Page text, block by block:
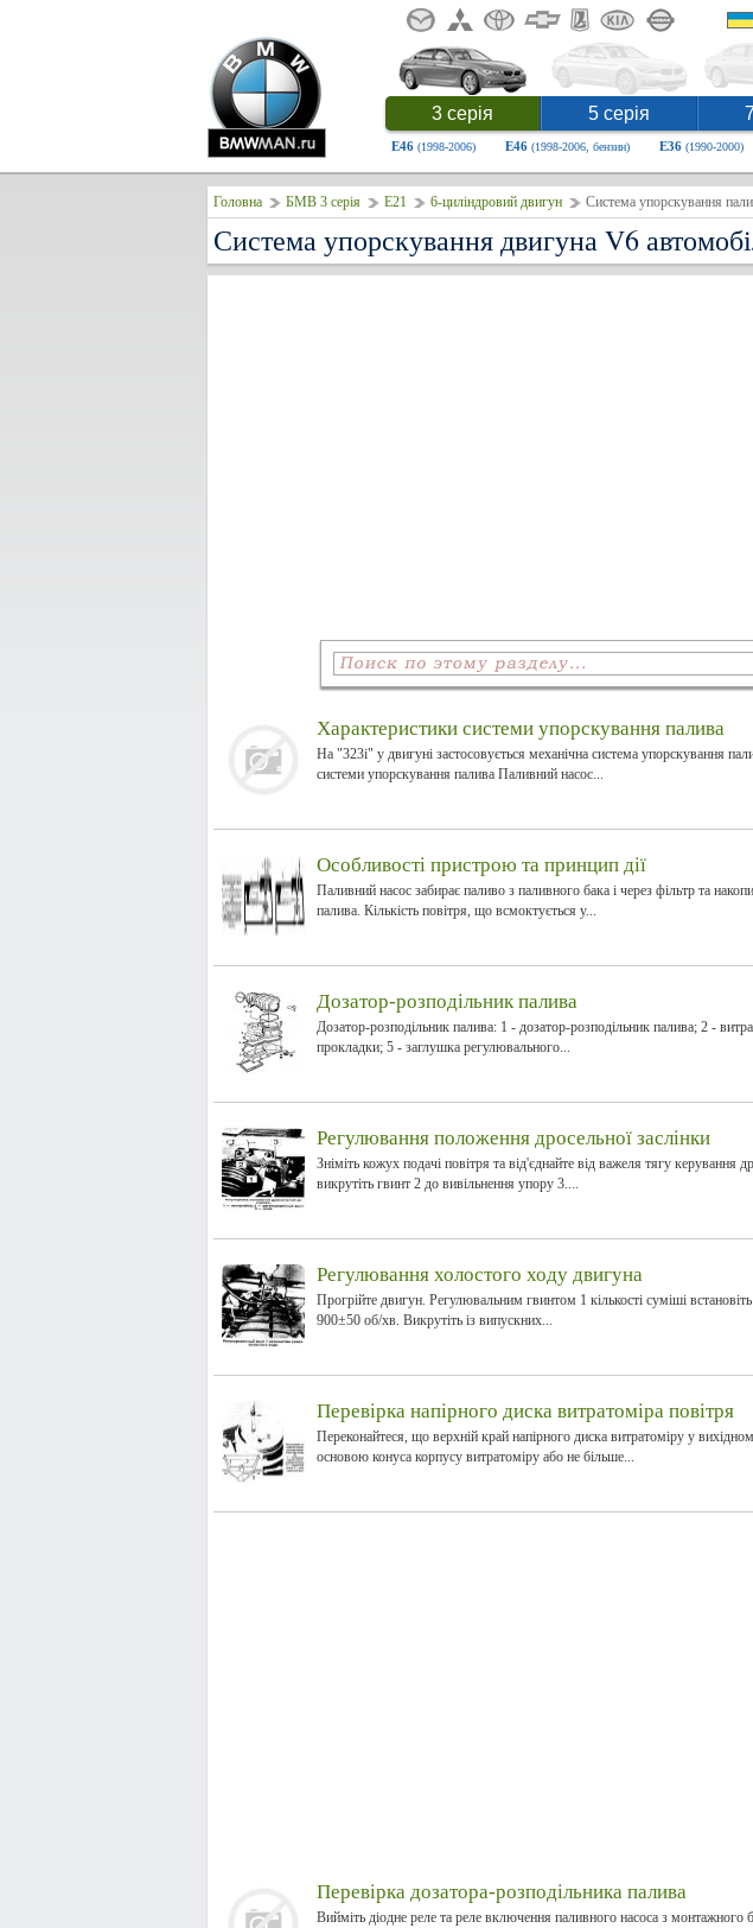
3 серія 5 серія
E46 (1998-2006) E46 (1998-2006, бензин) E36 (1990-2000)
Головна БМВ 3 серія E21 6-циліндровий двигун Система упорскування
Система упорскування двигуна V6
Характеристики системи упорскування палива
На "323i" у двигуні застосовується механічна система упорскування
системи упорскування палива Паливний насос...
Особливості пристрою та принцип дії
Паливний насос забирає паливо з паливного бака і через фільтр та
палива. Кількість повітря, що всмоктується у...
Дозатор-розподільник палива
Дозатор-розподільник палива: 1 - дозатор-розподільник палива; 2 -
прокладки; 5 - заглушка регулювального...
Регулювання положення дросельної заслінки
Зніміть кожух подачі повітря та від'єднайте від важеля тягу
викрутіть гвинт 2 до вивільнення упору 3....
Регулювання холостого ходу двигуна
Прогрійте двигун. Регулювальним гвинтом 1 кількості суміші
900±50 об/хв. Викрутіть із випускних...
Перевірка напірного диска витратоміра повітря
Переконайтеся, що верхній край напірного диска витратоміру у
основою конуса корпусу витратоміру або не більше...
Перевірка дозатора-розподільника палива
Вийміть діодне реле та реле включення паливного насоса з